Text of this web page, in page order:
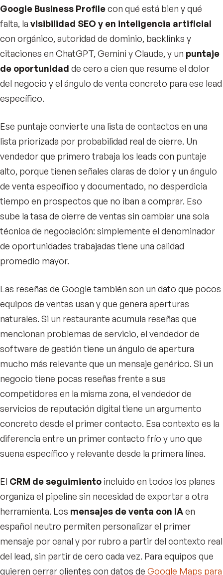
Google Business Profilecon qué está bien y qué
falta, la visibilidad SEO y en inteligencia artificial
con orgánico, autoridad de dominio, backlinks y
citaciones en ChatGPT, Gemini y Claude, y un puntaje
de oportunidad de cero a cien que resume el dolor
del negocio y el ángulo de venta concreto para ese lead
específico.
Ese puntaje convierte una lista de contactos en una
lista priorizada por probabilidad real de cierre. Un
vendedor que primero trabaja los leads con puntaje
alto, porque tienen señales claras de dolor y un ángulo
de venta específico y documentado, no desperdicia
tiempo en prospectos que no iban a comprar. Eso
sube la tasa de cierre de ventas sin cambiar una sola
técnica de negociación: simplemente el denominador
de oportunidades trabajadas tiene una calidad
promedio mayor.
Las reseñas de Google también son un dato que pocos
equipos de ventas usan y que genera aperturas
naturales. Si un restaurante acumula reseñas que
mencionan problemas de servicio, el vendedor de
software de gestión tiene un ángulo de apertura
mucho más relevante que un mensaje genérico. Si un
negocio tiene pocas reseñas frente a sus
competidores en la misma zona, el vendedor de
servicios de reputación digital tiene un argumento
concreto desde el primer contacto. Esa contexto es la
diferencia entre un primer contacto frío y uno que
suena específico y relevante desde la primera línea.
El CRM de seguimiento incluido en todos los planes
organiza el pipeline sin necesidad de exportar a otra
herramienta. Los mensajes de venta con IAen
español neutro permiten personalizar el primer
mensaje por canal y por rubro a partir del contexto real
del lead, sin partir de cero cada vez. Para equipos que
quieren cerrar clientes con datos de Google Maps para